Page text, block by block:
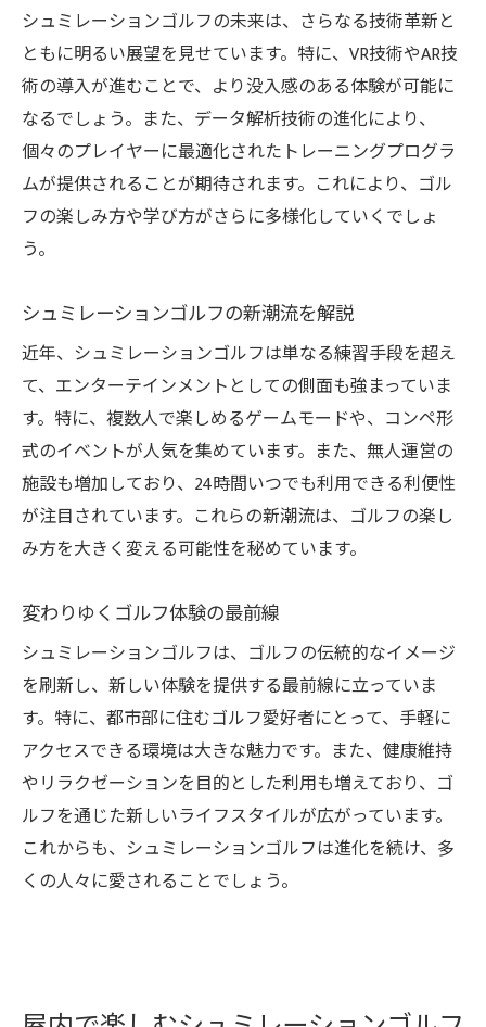
天候を気にせずゴルフ練習する方法
シュミレーションゴルフで季節を問わない
練習
天候に依存しない練習法の利点
天候の影響を受けない練習スタイル
シュミレーションゴルフが提供する新しい楽し
み方
シュミレーションゴルフで広がる楽しみ
多様な楽しみ方が可能なシュミレーション
ゴルフ
シュミレーションゴルフで体験する新たな
楽しみ
多様なプレースタイルを楽しむ
新しいゴルフの楽しみ方とは
ニーズに応えるシュミレーションゴルフの魅力
ルフ
シュミレーションゴルフの魅力を再発見
ニーズに応じたゴルフ体験の提供
シュミレーションゴルフが満たすニーズと
は
幅広いニーズに対応可能なゴルフ体験
ニーズを反映したゴルフの魅力
シュミレーションゴルフでスキルを向上させる
シュミレーションゴルフでスキルアップを
シュミレーションゴルフの未来は、さらなる技術革新と
ともに明るい展望を見せています。特に、VR技術やAR技
術の導入が進むことで、より没入感のある体験が可能に
なるでしょう。また、データ解析技術の進化により、
個々のプレイヤーに最適化されたトレーニングプログラ
ムが提供されることが期待されます。これにより、ゴル
フの楽しみ方や学び方がさらに多様化していくでしょ
う。
シュミレーションゴルフの新潮流を解説
近年、シュミレーションゴルフは単なる練習手段を超え
て、エンターテインメントとしての側面も強まっていま
す。特に、複数人で楽しめるゲームモードや、コンペ形
式のイベントが人気を集めています。また、無人運営の
施設も増加しており、24時間いつでも利用できる利便性
が注目されています。これらの新潮流は、ゴルフの楽し
み方を大きく変える可能性を秘めています。
変わりゆくゴルフ体験の最前線
シュミレーションゴルフは、ゴルフの伝統的なイメージ
を刷新し、新しい体験を提供する最前線に立っていま
す。特に、都市部に住むゴルフ愛好者にとって、手軽に
アクセスできる環境は大きな魅力です。また、健康維持
やリラクゼーションを目的とした利用も増えており、ゴ
ルフを通じた新しいライフスタイルが広がっています。
これからも、シュミレーションゴルフは進化を続け、多
くの人々に愛されることでしょう。